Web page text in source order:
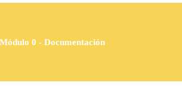
0 - Documentación